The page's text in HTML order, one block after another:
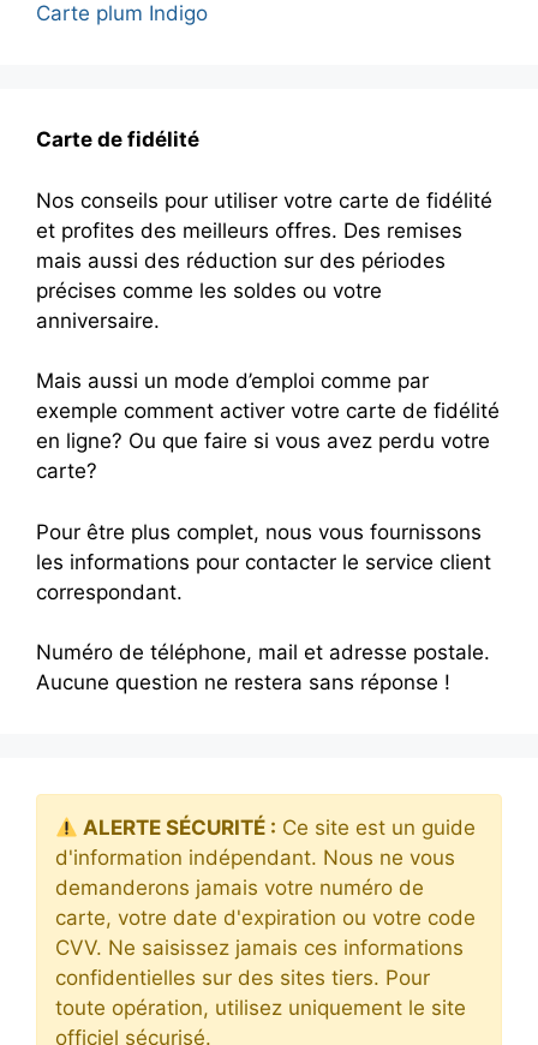
Carte plum Indigo
Carte de fidélité
Nos conseils pour utiliser votre carte de fidélité
et profites des meilleurs offres. Des remises
mais aussi des réduction sur des périodes
précises comme les soldes ou votre
anniversaire.
Mais aussi un mode d’emploi comme par
exemple comment activer votre carte de fidélité
en ligne? Ou que faire si vous avez perdu votre
carte?
Pour être plus complet, nous vous fournissons
les informations pour contacter le service client
correspondant.
Numéro de téléphone, mail et adresse postale.
Aucune question ne restera sans réponse !
ALERTE SÉCURITÉ : Ce site est un guide
d'information indépendant. Nous ne vous
demanderons jamais votre numéro de
carte, votre date d'expiration ou votre code
CVV. Ne saisissez jamais ces informations
confidentielles sur des sites tiers. Pour
toute opération, utilisez uniquement le site
officiel sécurisé.